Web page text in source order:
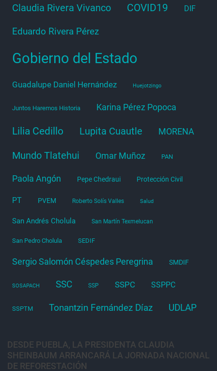
Claudia Rivera Vivanco COVID19 DIF
Eduardo Rivera Pérez
Gobierno del Estado
Guadalupe Daniel Hernández Huejotzingo
Juntos Haremos Historia Karina Pérez Popoca
Lilia Cedillo Lupita Cuautle MORENA
Mundo Tlatehui Omar Muñoz PAN
Paola Angón Pepe Chedraui Protección Civil
PT PVEM Roberto Solís Valles Salud
San Andrés Cholula San Martín Texmelucan
San Pedro Cholula SEDIF
Sergio Salomón Céspedes Peregrina SMDIF
SOSAPACH SSC SSP SSPC SSPPC
SSPTM Tonantzin Fernández Díaz UDLAP
DESDE PUEBLA, LA PRESIDENTA CLAUDIA
SHEINBAUM ARRANCARÁ LA JORNADA NACIONAL
DE REFORESTACIÓN